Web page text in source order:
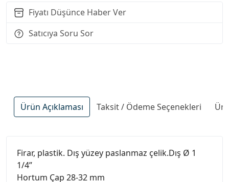
Fiyatı Düşünce Haber Ver
Satıcıya Soru Sor
Ürün Açıklaması Taksit / Ödeme Seçenekleri
Firar, plastik. Dış yüzey paslanmaz çelik.Dış Ø 1
1/4”
Hortum Çap 28-32 mm